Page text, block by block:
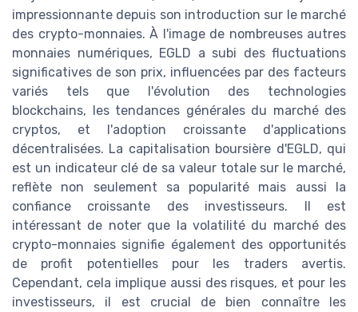
impressionnante depuis son introduction sur le marché
des crypto-monnaies. À l'image de nombreuses autres
monnaies numériques, EGLD a subi des fluctuations
significatives de son prix, influencées par des facteurs
variés tels que l'évolution des technologies
blockchains, les tendances générales du marché des
cryptos, et l'adoption croissante d'applications
décentralisées. La capitalisation boursière d'EGLD, qui
est un indicateur clé de sa valeur totale sur le marché,
reflète non seulement sa popularité mais aussi la
confiance croissante des investisseurs. Il est
intéressant de noter que la volatilité du marché des
crypto-monnaies signifie également des opportunités
de profit potentielles pour les traders avertis.
Cependant, cela implique aussi des risques, et pour les
investisseurs, il est crucial de bien connaître les